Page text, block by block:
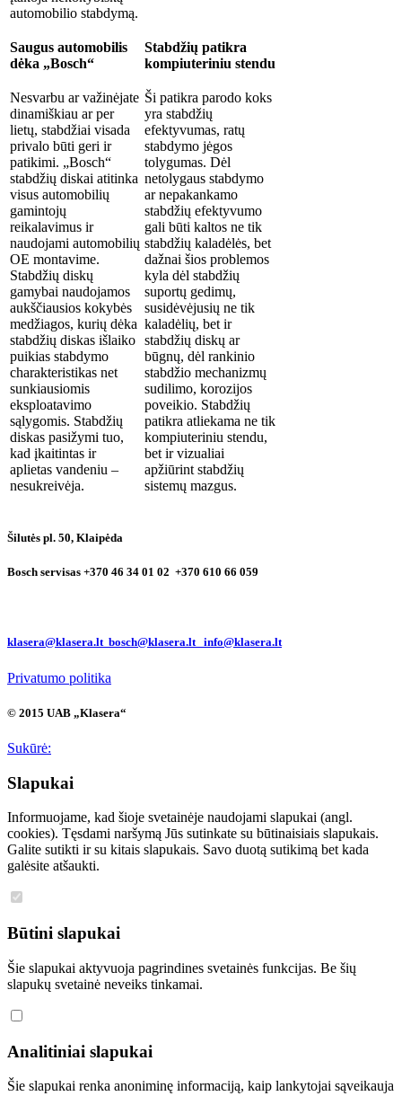
automobilio stabdymą.
Saugus automobilis
dėka „Bosch“
Stabdžių patikra
kompiuteriniu stendu
Nesvarbu ar važinėjate
dinamiškiau ar per
lietų, stabdžiai visada
privalo būti geri ir
patikimi. „Bosch“
stabdžių diskai atitinka
visus automobilių
gamintojų
reikalavimus ir
naudojami automobilių
OE montavime.
Stabdžių diskų
gamybai naudojamos
aukščiausios kokybės
medžiagos, kurių dėka
stabdžių diskas išlaiko
puikias stabdymo
charakteristikas net
sunkiausiomis
eksploatavimo
sąlygomis. Stabdžių
diskas pasižymi tuo,
kad įkaitintas ir
aplietas vandeniu –
nesukreivėja.
Ši patikra parodo koks
yra stabdžių
efektyvumas, ratų
stabdymo jėgos
tolygumas. Dėl
netolygaus stabdymo
ar nepakankamo
stabdžių efektyvumo
gali būti kaltos ne tik
stabdžių kaladėlės, bet
dažnai šios problemos
kyla dėl stabdžių
suportų gedimų,
susidėvėjusių ne tik
kaladėlių, bet ir
stabdžių diskų ar
būgnų, dėl rankinio
stabdžio mechanizmų
sudilimo, korozijos
poveikio. Stabdžių
patikra atliekama ne tik
kompiuteriniu stendu,
bet ir vizualiai
apžiūrint stabdžių
sistemų mazgus.
Šilutės pl. 50, Klaipėda
Bosch servisas +370 46 34 01 02 +370 610 66 059
klasera@klasera.lt bosch@klasera.lt info@klasera.lt
Privatumo politika
© 2015 UAB „Klasera“
Sukūrė:
Slapukai
Informuojame, kad šioje svetainėje naudojami slapukai (angl.
cookies). Tęsdami naršymą Jūs sutinkate su būtinaisiais slapukais.
Galite sutikti ir su kitais slapukais. Savo duotą sutikimą bet kada
galėsite atšaukti.
Būtini slapukai
Šie slapukai aktyvuoja pagrindines svetainės funkcijas. Be šių
slapukų svetainė neveiks tinkamai.
Analitiniai slapukai
Šie slapukai renka anoniminę informaciją, kaip lankytojai sąveikauja